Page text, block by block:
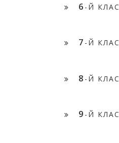
6 -Й КЛАС
7 -Й КЛАС
8 -Й КЛАС
9 -Й КЛАС